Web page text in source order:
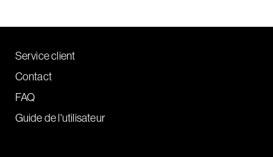
Service client
Contact
FAQ
Guide de l'utilisateur